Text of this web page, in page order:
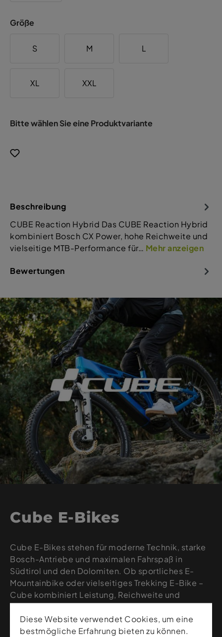
Größe
S M L
XL XXL
Bitte wählen Sie eine Produktvariante
Beschreibung
CUBE Reaction Hybrid Das CUBE Reaction Hybrid
kombiniert Bosch CX Power, hohe Reichweite und
vielseitige MTB-Performance für… Mehr anzeigen
Bewertungen
Cube E-Bikes
Cube E-Bikes stehen für moderne Technik, starke
Bosch-Antriebe und maximalen Fahrspaß in
Südtirol und den Dolomiten. Ob sportliches E-
Mountainbike oder vielseitiges Trekking E-Bike –
Cube kombiniert Leistung, Reichweite und
modernes Design für jede Art von Tour.
Bei Sport Gardena findest du eine große Auswahl
an aktuellen Cube E-Bikes für Damen und Herren.
Diese Website verwendet Cookies, um eine
bestmögliche Erfahrung bieten zu können.